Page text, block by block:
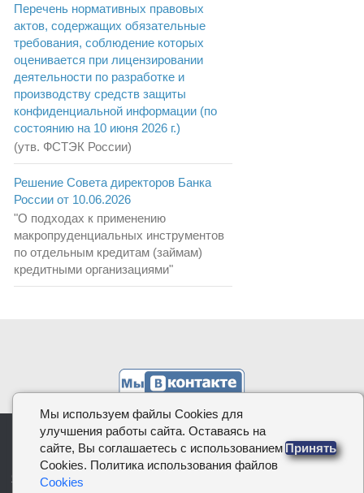
Перечень нормативных правовых
актов, содержащих обязательные
требования, соблюдение которых
оценивается при лицензировании
деятельности по разработке и
производству средств защиты
конфиденциальной информации (по
состоянию на 10 июня 2026 г.)
(утв. ФСТЭК России)
Решение Совета директоров Банка
России от 10.06.2026
"О подходах к применению
макропруденциальных инструментов
по отдельным кредитам (займам)
кредитными организациями"
КОДИФИКАЦИЯ.РФ, 2026
О проекте |
Политика в отношении обработки персональных
Мы используем файлы Cookies для
улучшения работы сайта. Оставаясь на
сайте, Вы соглашаетесь с использованием
Cookies. Политика использования файлов
Cookies
Принять